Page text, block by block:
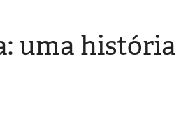
uma história